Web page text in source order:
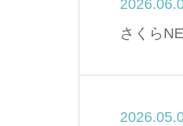
さくら